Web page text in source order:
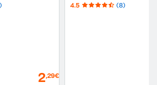
2,29€
4.5 (8)